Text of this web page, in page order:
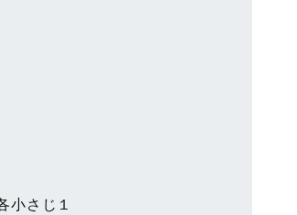
小さじ１